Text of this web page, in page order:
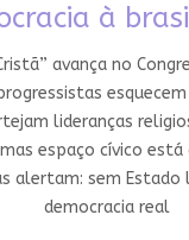
à
avança no
lideranças
espaço cívico está
alertam: sem Estado
democracia real